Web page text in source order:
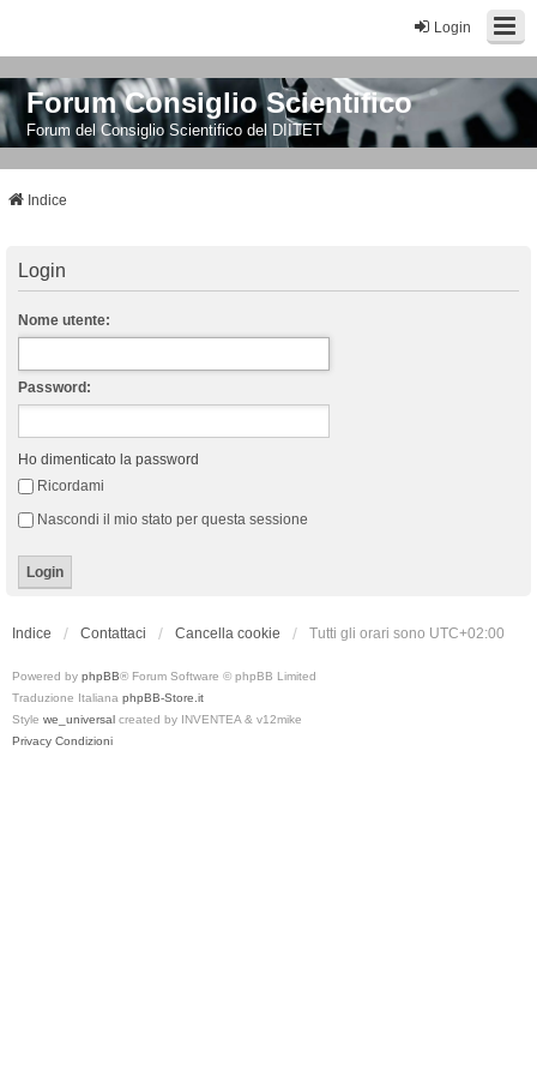
Login
Forum Consiglio Scientifico
Forum del Consiglio Scientifico del DIITET
Indice
Login
Nome utente:
Password:
Ho dimenticato la password
Ricordami
Nascondi il mio stato per questa sessione
Indice Contattaci Cancella cookie Tutti gli orari sono UTC+02:00
Powered by phpBB® Forum Software © phpBB Limited
Traduzione Italiana phpBB-Store.it
Style we_universal created by INVENTEA & v12mike
Privacy Condizioni